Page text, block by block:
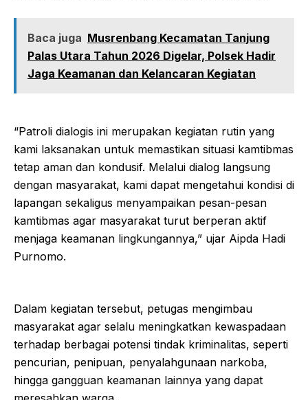
Baca juga Musrenbang Kecamatan Tanjung
Palas Utara Tahun 2026 Digelar, Polsek Hadir
Jaga Keamanan dan Kelancaran Kegiatan
“Patroli dialogis ini merupakan kegiatan rutin yang
kami laksanakan untuk memastikan situasi kamtibmas
tetap aman dan kondusif. Melalui dialog langsung
dengan masyarakat, kami dapat mengetahui kondisi di
lapangan sekaligus menyampaikan pesan-pesan
kamtibmas agar masyarakat turut berperan aktif
menjaga keamanan lingkungannya,” ujar Aipda Hadi
Purnomo.
Dalam kegiatan tersebut, petugas mengimbau
masyarakat agar selalu meningkatkan kewaspadaan
terhadap berbagai potensi tindak kriminalitas, seperti
pencurian, penipuan, penyalahgunaan narkoba,
hingga gangguan keamanan lainnya yang dapat